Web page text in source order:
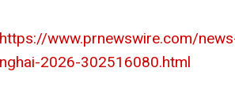
https://www.prnewswire.com/
2026-302516080.html